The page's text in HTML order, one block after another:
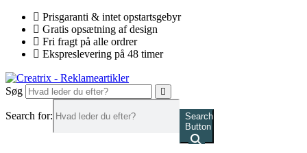
Videre
indhold
Prisgaranti & intet opstartsgebyr
Gratis opsætning af design
Fri fragt på alle ordrer
Ekspreslevering på 48 timer
Søg
Search for:
Search
Button